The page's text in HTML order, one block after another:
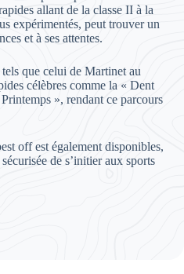
allant de la classe II à la
expérimentés, peut trouver un
et à ses attentes.
que celui de Martinet au
célèbres comme la « Dent
», rendant ce parcours
off est également disponibles,
de s’initier aux sports